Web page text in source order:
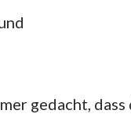
gedacht,